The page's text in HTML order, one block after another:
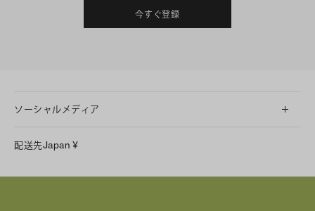
今すぐ登録
ソーシャルメディア
Facebook
配送先Japan ¥